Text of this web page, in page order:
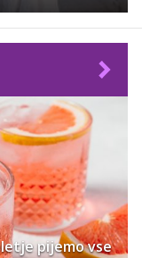
pijemo vse